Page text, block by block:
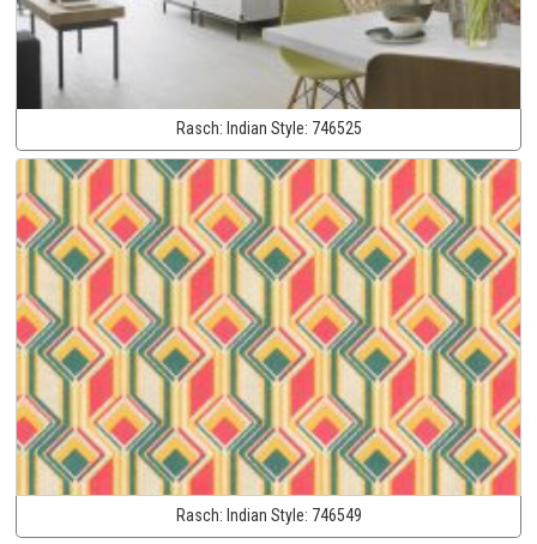
Rasch: Indian Style: 746525
Rasch: Indian Style: 746549